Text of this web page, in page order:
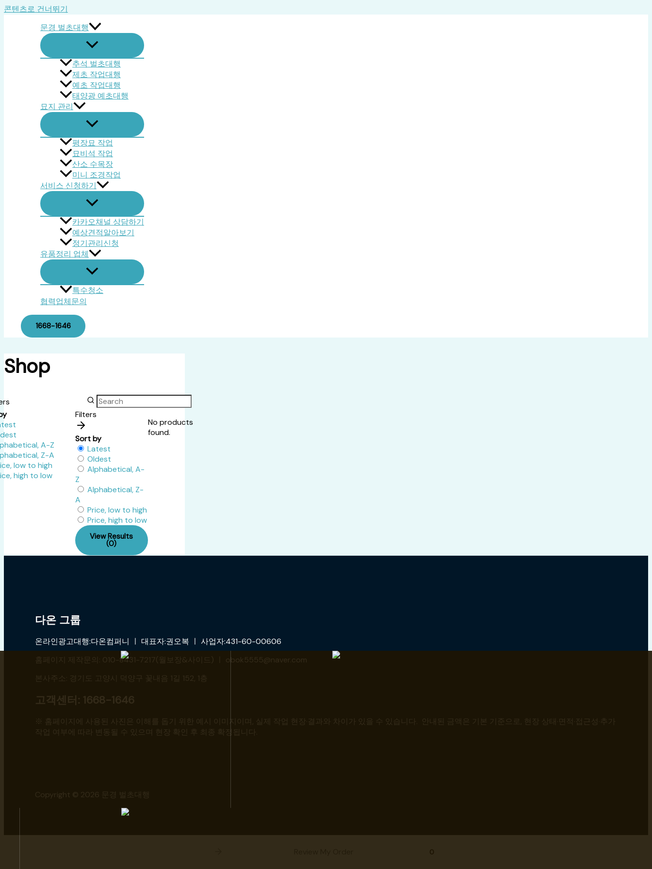
콘텐츠로 건너뛰기
문경 벌초대행
추석 벌초대행
제초 작업대행
예초 작업대행
태양광 예초대행
묘지 관리
평장묘 작업
묘비석 작업
산소 수목장
미니 조경작업
서비스 신청하기
카카오채널 상담하기
예상견적알아보기
정기관리신청
유품정리 업체
특수청소
협력업체문의
1668-1646
Shop
A-Z
Z-A
low to high
high to low
Filters
Sort by
Latest
Oldest
Alphabetical, A-
Z
Alphabetical, Z-
A
Price, low to high
Price, high to low
View Results
(0)
No products
found.
다온 그룹
온라인광고대행:다온컴퍼니 ㅣ 대표자:권오복 ㅣ 사업자:431-60-00606
홈페이지 제작문의: 010-8431-7217(월보장&사이드) ㅣ obok5555@naver.com
본사주소: 경기도 고양시 덕양구 꽃내음 1길 152, 1층
고객센터: 1668-1646
※ 홈페이지에 사용된 사진은 이해를 돕기 위한 예시 이미지이며, 실제 작업 현장·결과와 차이가 있을 수 있습니다. 안내된 금액은 기본 기준으로, 현장 상태·면적·접근성·추가
작업 여부에 따라 변동될 수 있으며 현장 확인 후 최종 확정됩니다.
Copyright © 2026 문경 벌초대행
0